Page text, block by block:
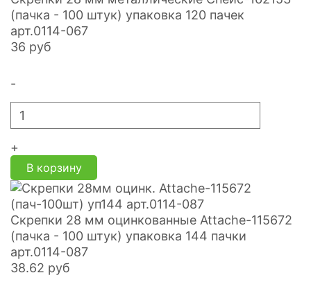
(пачка - 100 штук) упаковка 120 пачек
арт.0114-067
36 руб
-
+
В корзину
Скрепки 28 мм оцинкованные Attache-115672
(пачка - 100 штук) упаковка 144 пачки
арт.0114-087
38.62 руб